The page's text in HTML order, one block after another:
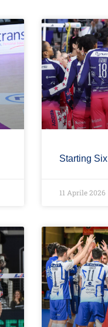
Starting Six
11 Aprile 2026